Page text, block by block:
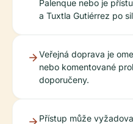
Palenque nebo je
a Tuxtla Gutiérrez po
Veřejná doprava je
nebo komentované
doporučeny.
Přístup může